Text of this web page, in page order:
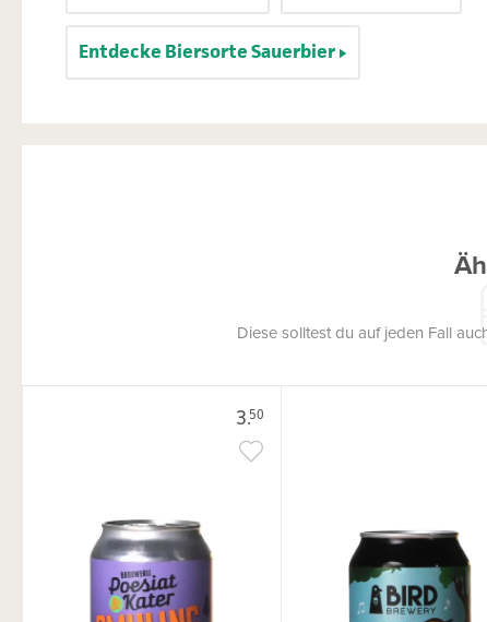
Entdecke Biersorte Sauerbier
Diese solltest du auf jeden Fall
3.50